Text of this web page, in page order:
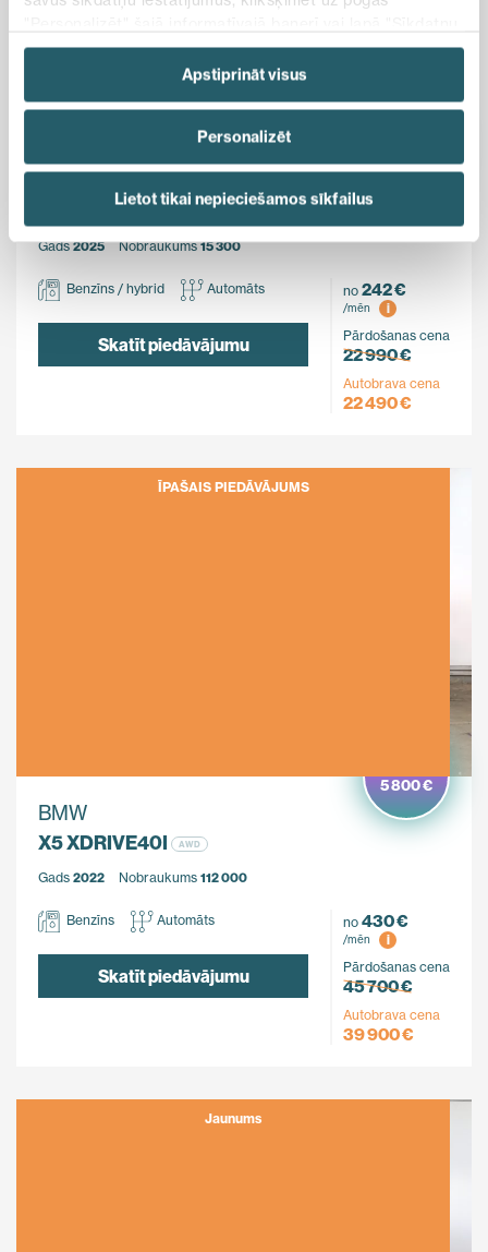
politika". Vairāk informācijas par sīkdatnēm ir pieejama
šajā informatīvajā banerī un mūsu Sīkdatņu politikā.
Apstiprināt visus
Personalizēt
Lietot tikai nepieciešamos sīkfailus
ZS Hybrid+
Gads2025 Nobraukums15 300
Benzīns / hybrid Automāts
Skatīt piedāvājumu
no 242 €
/mēn
i
Pārdošanas cena
22 990 €
Autobrava cena
22 490 €
ĪPAŠAIS PIEDĀVĀJUMS
BMW
X5 XDRIVE40I
AWD
Gads 2022 Nobraukums 112 000
5 800 €
Benzīns Automāts
Skatīt piedāvājumu
no 430 €
/mēn
i
Pārdošanas cena
45 700 €
Autobrava cena
39 900 €
Jaunums